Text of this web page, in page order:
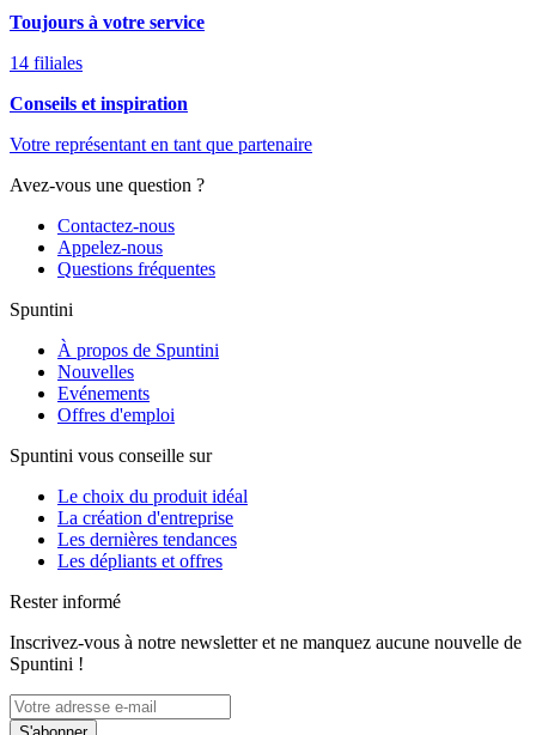
Toujours à votre service
14 filiales
Conseils et inspiration
Votre représentant en tant que partenaire
Avez-vous une question ?
Contactez-nous
Appelez-nous
Questions fréquentes
Spuntini
À propos de Spuntini
Nouvelles
Evénements
Offres d'emploi
Spuntini vous conseille sur
Le choix du produit idéal
La création d'entreprise
Les dernières tendances
Les dépliants et offres
Rester informé
Inscrivez-vous à notre newsletter et ne manquez aucune nouvelle de
Spuntini !